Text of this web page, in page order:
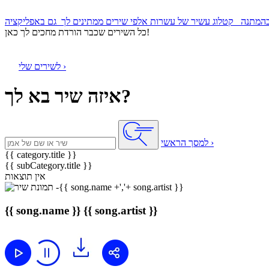
כל השירים שכבר הורדת מחכים לך כאן!
לשירים שלי ›
איזה שיר בא לך?
למסך הראשי ›
{{ category.title }}
{{ subCategory.title }}
אין תוצאות
{{ song.name }} {{ song.artist }}